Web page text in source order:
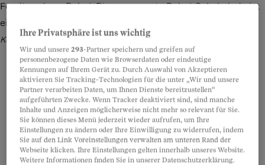
Foodtrend aus Dubai: Die sogenannte Dubai-Schokolade ist
eine neue, luxuriöse Variante der Vollmilchschokolade.
Keystone
Teilen Anhören Merken Kommentare
Artikel teilen
«Dubai-Schokolade geschmuggelt: Zoll
erwischt Mann mit 243 Kartons.»
Ihre Privatsphäre ist uns wichtig
Wir und unsere293-Partner speichern und greifen auf
personenbezogene Daten wie Browserdaten oder eindeutige
Kennungen auf Ihrem Gerät zu. Durch Auswahl von Akzeptieren
aktivieren Sie Tracking-Technologien für die unter „Wir und unsere
Partner verarbeiten Daten, um Ihnen Dienste bereitzustellen“
aufgeführten Zwecke. Wenn Tracker deaktiviert sind, sind manche
Inhalte und Anzeigen möglicherweise nicht mehr so relevant für Sie.
Sie können dieses Menü jederzeit wieder aufrufen, um Ihre
Einstellungen zu ändern oder Ihre Einwilligung zu widerrufen, indem
Sie auf den Link Voreinstellungen verwalten am unteren Rand der
Webseite klicken. Ihre Einstellungen gelten innerhalb unseres Website.
Weitere Informationen finden Sie in unserer Datenschutzerklärung.